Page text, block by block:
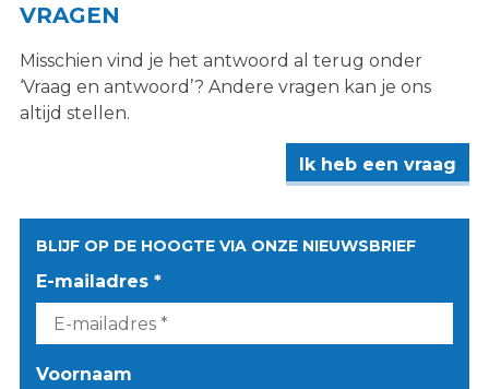
VRAGEN
Misschien vind je het antwoord al terug onder
‘Vraag en antwoord’? Andere vragen kan je ons
altijd stellen.
Ik heb een vraag
BLIJF OP DE HOOGTE VIA ONZE NIEUWSBRIEF
E-mailadres *
Voornaam